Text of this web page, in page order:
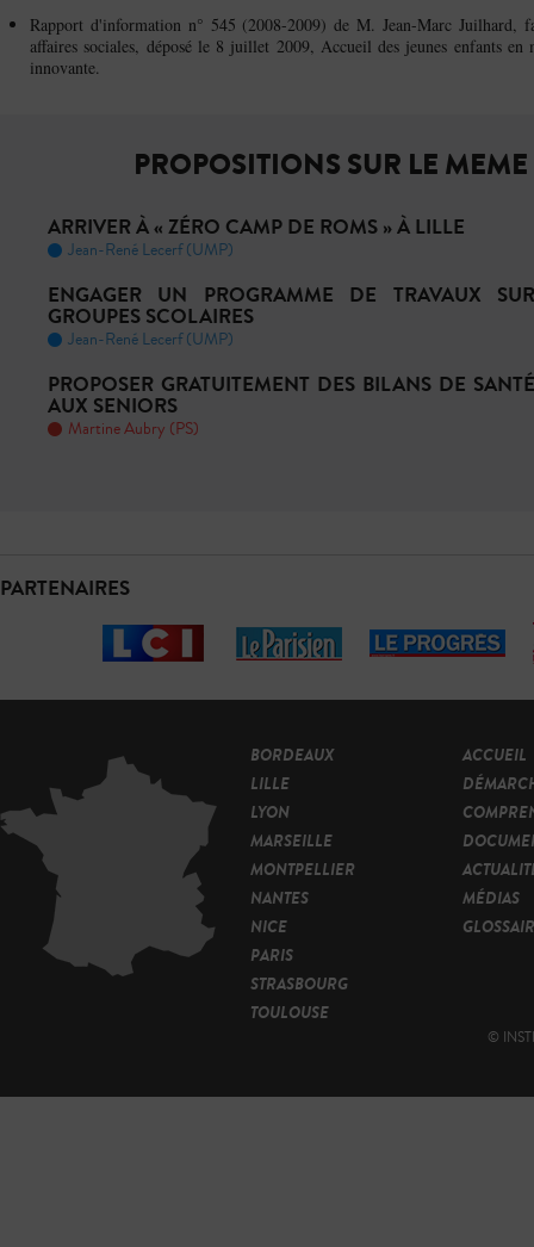
Rapport d'information n° 545 (2008-2009) de M. Jean-Marc Juilhard,
affaires sociales, déposé le 8 juillet 2009, Accueil des jeunes enfants
innovante.
PROPOSITIONS SUR LE
ARRIVER À « ZÉRO CAMP DE ROMS » À LILLE
Jean-René Lecerf (UMP)
ENGAGER UN PROGRAMME DE TRAVAUX
GROUPES SCOLAIRES
Jean-René Lecerf (UMP)
PROPOSER GRATUITEMENT DES BILANS DE
AUX SENIORS
Martine Aubry (PS)
PARTENAIRES
BORDEAUX
LILLE
LYON
MARSEILLE
MONTPELLIER
NANTES
NICE
PARIS
STRASBOURG
TOULOUSE
ACCUEIL
MÉDIAS
©